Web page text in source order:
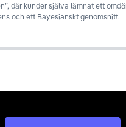
där kunder själva lämnat ett
och ett Bayesianskt genomsnitt.